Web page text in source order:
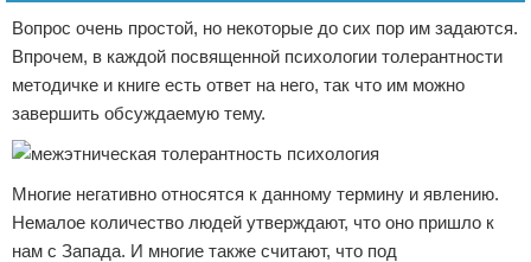
Вопрос очень простой, но некоторые до сих пор им задаются.
Впрочем, в каждой посвященной психологии толерантности
методичке и книге есть ответ на него, так что им можно
завершить обсуждаемую тему.
Многие негативно относятся к данному термину и явлению.
Немалое количество людей утверждают, что оно пришло к
нам с Запада. И многие также считают, что под